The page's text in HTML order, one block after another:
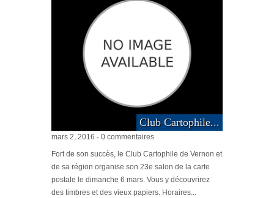
Club Cartophile...
mars 2, 2016 - 0 commentaires
Fort de son succès, le Club Cartophile de Vernon et
de sa région organise son 23e salon de la carte
postale le dimanche 6 mars. Vous y découvrirez
des timbres et des vieux papiers. Horaires...